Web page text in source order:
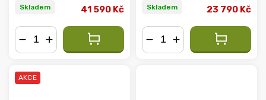
Skladem 41 590 Kč Skladem 23 790 Kč
AKCE